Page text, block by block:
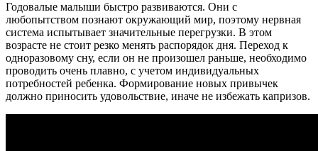
Годовалые малыши быстро развиваются. Они с
любопытством познают окружающий мир, поэтому нервная
система испытывает значительные перегрузки. В этом
возрасте не стоит резко менять распорядок дня. Переход к
одноразовому сну, если он не произошел раньше, необходимо
проводить очень плавно, с учетом индивидуальных
потребностей ребенка. Формирование новых привычек
должно приносить удовольствие, иначе не избежать капризов.